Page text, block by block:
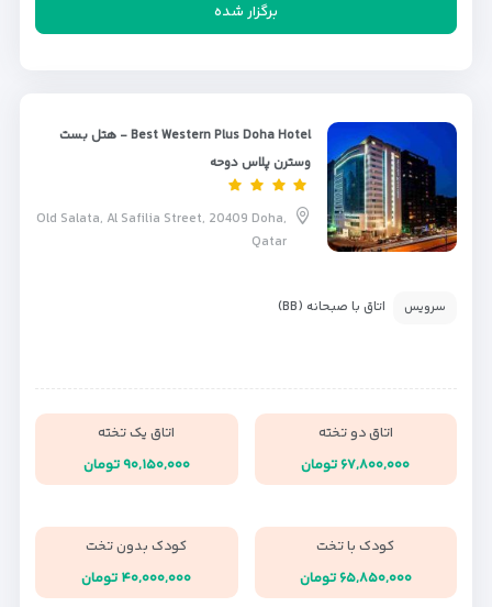
برگزار شده
Best Western Plus Doha Hotel - هتل بست
وسترن پلاس دوحه
Old Salata, Al Safilia Street, 20409 Doha,
Qatar
سرویس اتاق با صبحانه (BB)
اتاق دو تخته
۶۷,۸۰۰,۰۰۰ تومان
اتاق یک تخته
۹۰,۱۵۰,۰۰۰ تومان
کودک با تخت
۶۵,۸۵۰,۰۰۰ تومان
کودک بدون تخت
۴۰,۰۰۰,۰۰۰ تومان